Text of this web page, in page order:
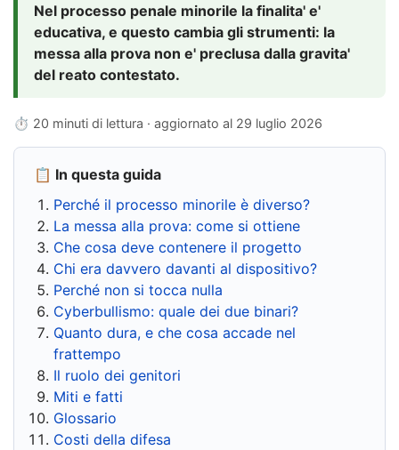
Nel processo penale minorile la finalita' e'
educativa, e questo cambia gli strumenti: la
messa alla prova non e' preclusa dalla gravita'
del reato contestato.
⏱ 20 minuti di lettura · aggiornato al 29 luglio 2026
📋 In questa guida
Perché il processo minorile è diverso?
La messa alla prova: come si ottiene
Che cosa deve contenere il progetto
Chi era davvero davanti al dispositivo?
Perché non si tocca nulla
Cyberbullismo: quale dei due binari?
Quanto dura, e che cosa accade nel
frattempo
Il ruolo dei genitori
Miti e fatti
Glossario
Costi della difesa